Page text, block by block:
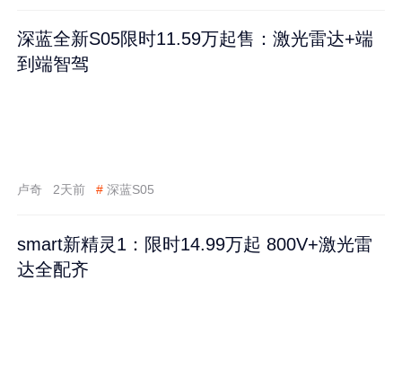
深蓝全新S05限时11.59万起售：激光雷达+端
到端智驾
卢奇 2天前 # 深蓝S05
smart新精灵1：限时14.99万起 800V+激光雷
达全配齐